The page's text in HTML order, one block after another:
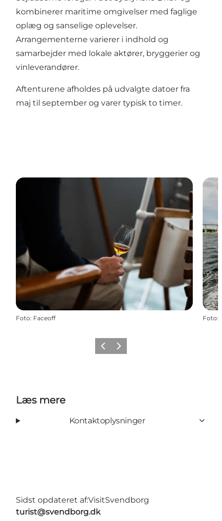
kombinerer maritime omgivelser med faglige
oplæg og sanselige oplevelser.
Arrangementerne varierer i indhold og
samarbejder med lokale aktører, bryggerier og
vinleverandører.
Aftenturene afholdes på udvalgte datoer fra
maj til september og varer typisk to timer.
Foto: Faceoff Foto:
ForrigeNæste
Læs mere
Kontaktoplysninger
Sidst opdateret af:VisitSvendborg
turist@svendborg.dk